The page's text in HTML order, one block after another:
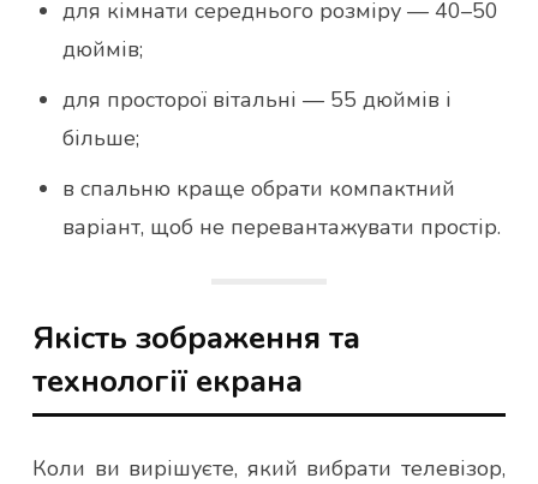
для кімнати середнього розміру — 40–50
дюймів;
для просторої вітальні — 55 дюймів і
більше;
в спальню краще обрати компактний
варіант, щоб не перевантажувати простір.
Якість зображення та
технології екрана
Коли ви вирішуєте, який вибрати телевізор,